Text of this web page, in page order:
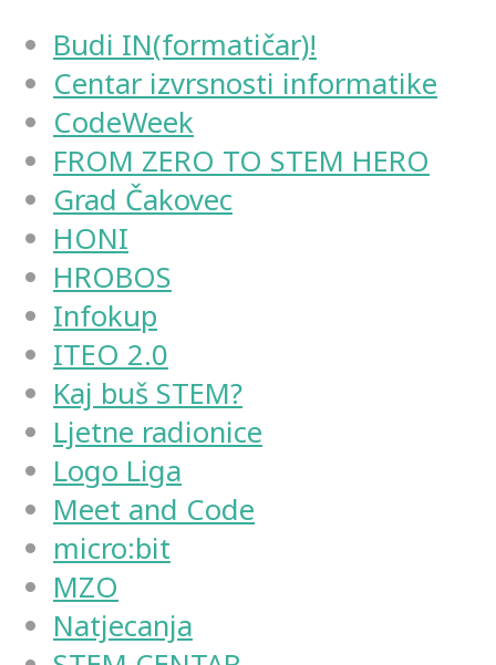
Budi IN(formatičar)!
Centar izvrsnosti informatike
CodeWeek
FROM ZERO TO STEM HERO
Grad Čakovec
HONI
HROBOS
Infokup
ITEO 2.0
Kaj buš STEM?
Ljetne radionice
Logo Liga
Meet and Code
micro:bit
MZO
Natjecanja